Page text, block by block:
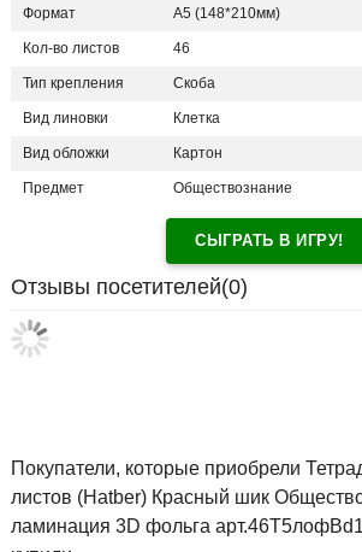
Формат А5 (148*210мм)
Кол-во листов 46
Тип крепления Скоба
Вид линовки Клетка
Вид обложки Картон
Предмет Обществознание
СЫГРАТЬ В ИГРУ!
Отзывы посетителей(0)
Покупатели, которые приобрели
листов (Hatber) Красный шик
ламинация 3D фольга